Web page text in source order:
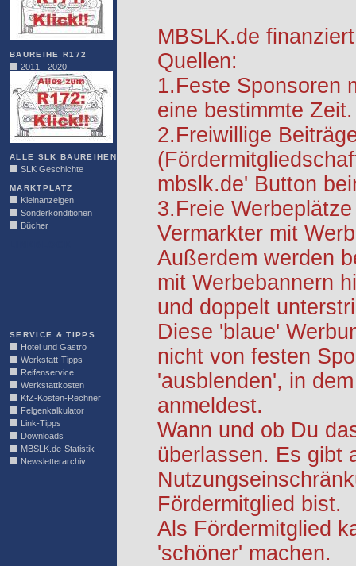
BAUREIHE R172
2011 - 2020
ALLE SLK BAUREIHEN
SLK Geschichte
MARKTPLATZ
Kleinanzeigen
Sonderkonditionen
Bücher
SERVICE & TIPPS
Hotel und Gastro
Werkstatt-Tipps
Reifenservice
Werkstattkosten
KfZ-Kosten-Rechner
Felgenkalkulator
Link-Tipps
Downloads
MBSLK.de-Statistik
Newsletterarchiv
MBSLK.de
Quellen:
1.Feste Sponsoren
eine bestimmte Zeit.
2.Freiwillige
mbslk.de' Button
3.Freie
Vermarkter mit
Außerdem werden
mit Werbebannern
und doppelt
Diese 'blaue'
nicht von festen
'ausblenden', in
anmeldest.
Wann und ob Du
überlassen. Es gibt
Fördermitglied bist.
Als Fördermitglied
'schöner' machen.